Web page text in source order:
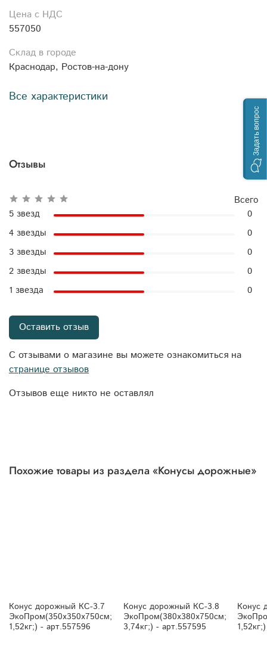
Цена с НДС
557050
Склад в городе
Краснодар, Ростов-на-дону
Все характеристики
Отзывы
Отзывов еще никто не оставлял
Всего
5 звезд
0
4 звезды
0
3 звезды
0
2 звезды
0
1 звезда
0
Оставить отзыв
С отзывами о магазине вы можете ознакомиться на
странице отзывов
Похожие товары из раздела «Конусы дорожные»
Конус дорожный КС-3.7
ЭкоПром(350x350x750см;
1,52кг;) - арт.557596
Конус дорожный КС-3.8
ЭкоПром(380x380x750см;
3,74кг;) - арт.557595
Конус
Задать вопрос